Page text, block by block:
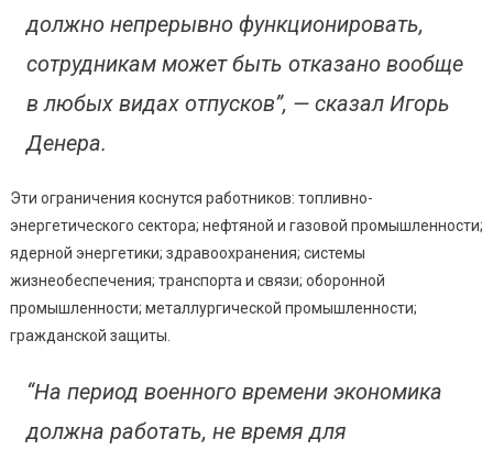
должно непрерывно функционировать,
сотрудникам может быть отказано вообще
в любых видах отпусков”, — сказал Игорь
Денера.
Эти ограничения коснутся работников: топливно-
энергетического сектора; нефтяной и газовой промышленности;
ядерной энергетики; здравоохранения; системы
жизнеобеспечения; транспорта и связи; оборонной
промышленности; металлургической промышленности;
гражданской защиты.
“На период военного времени экономика
должна работать, не время для